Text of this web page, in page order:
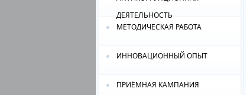
ДЕЯТЕЛЬНОСТЬ
МЕТОДИЧЕСКАЯ РАБОТА
ИННОВАЦИОННЫЙ ОПЫТ
ПРИЁМНАЯ КАМПАНИЯ